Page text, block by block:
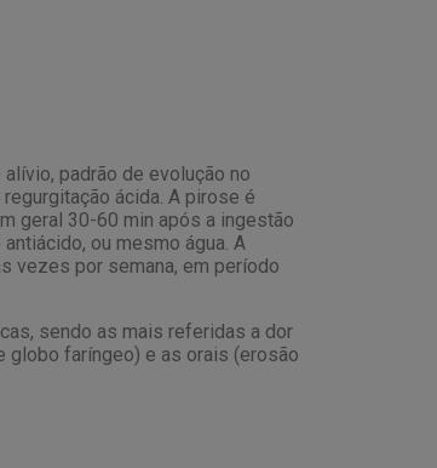
padrão de evolução no
ácida. A pirose é
geral 30-60 min após a ingestão
ou mesmo água. A
vezes por semana, em período
sendo as mais referidas a dor
globo faríngeo) e as orais (erosão